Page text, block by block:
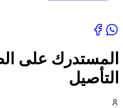
المستدرك على
التأصيل